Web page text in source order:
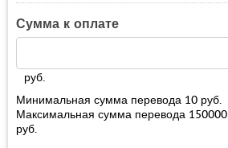
Сумма к оплате
руб.
Минимальная сумма перевода 10 руб.
Максимальная сумма перевода 150000
руб.